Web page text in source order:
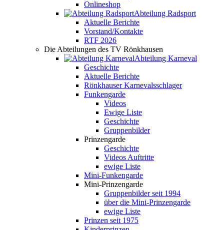
Onlineshop
Abteilung Radsport
Aktuelle Berichte
Vorstand/Kontakte
RTF 2026
Die Abteilungen des TV Rönkhausen
Abteilung Karneval
Geschichte
Aktuelle Berichte
Rönkhauser Karnevalsschlager
Funkengarde
Videos
Ewige Liste
Geschichte
Gruppenbilder
Prinzengarde
Geschichte
Videos Auftritte
ewige Liste
Mini-Funkengarde
Mini-Prinzengarde
Gruppenbilder seit 1994
über die Mini-Prinzengarde
ewige Liste
Prinzen seit 1975